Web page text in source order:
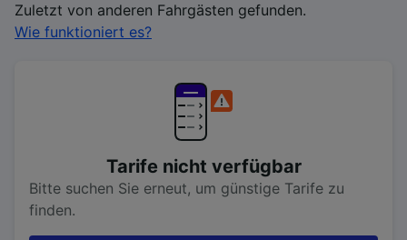
Zuletzt von anderen Fahrgästen gefunden.
Wie funktioniert es?
Tarife nicht verfügbar
Bitte suchen Sie erneut, um günstige Tarife zu
finden.